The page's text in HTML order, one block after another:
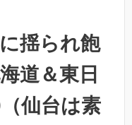
揺られ飽
道＆東日
仙台は素